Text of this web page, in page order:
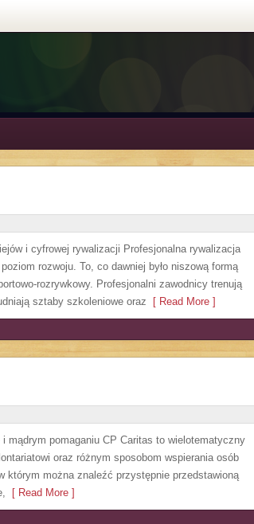
i cyfrowej rywalizacji Profesjonalna rywalizacja
rozwoju. To, co dawniej było niszową formą
rozrywkowy. Profesjonalni zawodnicy trenują
sztaby szkoleniowe oraz [ Read More ]
mądrym pomaganiu CP Caritas to wielotematyczny
oraz różnym sposobom wspierania osób
można znaleźć przystępnie przedstawioną
[ Read More ]